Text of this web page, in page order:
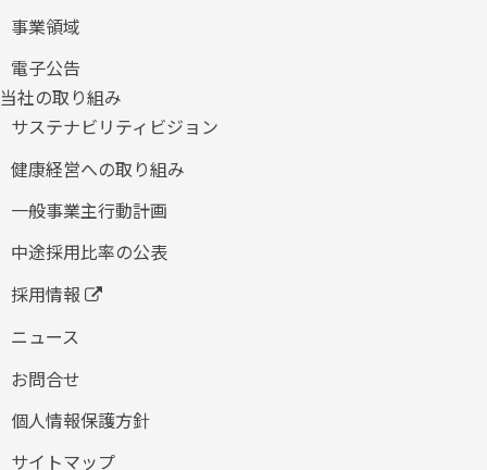
事業領域
電子公告
当社の取り組み
サステナビリティビジョン
健康経営への取り組み
​一般事業主行動計画
中途採用比率の公表
採用情報
ニュース
お問合せ
個人情報保護方針
サイトマップ